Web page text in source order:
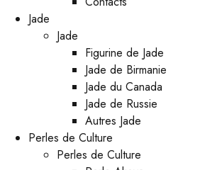
Jade
Jade
Figurine de Jade
Jade de Birmanie
Jade du Canada
Jade de Russie
Autres Jade
Perles de Culture
Perles de Culture